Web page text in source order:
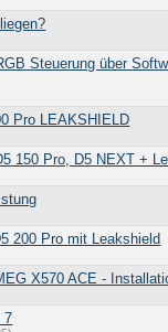
Steuerung über
Pro LEAKSHIELD
150 Pro, D5 NEXT +
200 Pro mit Leakshield
X570 ACE -
7